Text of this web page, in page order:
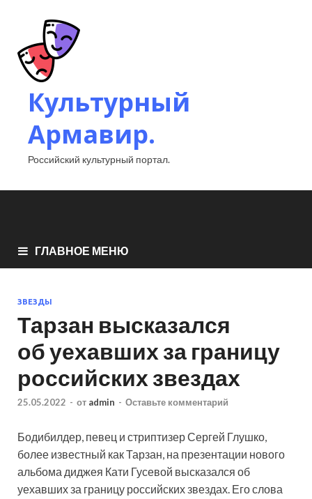
Культурный
Армавир.
Российский культурный портал.
ГЛАВНОЕ МЕНЮ
ЗВЕЗДЫ
Тарзан высказался
об уехавших за границу
российских звездах
25.05.2022 - от admin - Оставьте комментарий
Бодибилдер, певец и стриптизер Сергей Глушко,
более известный как Тарзан, на презентации нового
альбома диджея Кати Гусевой высказался об
уехавших за границу российских звездах. Его слова